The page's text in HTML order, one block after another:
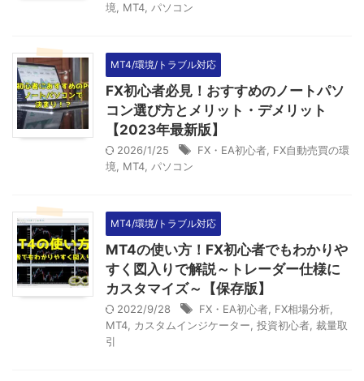
境
MT4 パソコン
MT4/環境/トラブル対応
FX初心者必見！おすすめのノートパソ
コン選び方とメリット・デメリット
【2023年最新版】
2026/1/25 FX・EA初心者 FX自動売買の環
境
MT4 パソコン
MT4/環境/トラブル対応
MT4の使い方！FX初心者でもわかりや
すく図入りで解説～トレーダー仕様に
カスタマイズ～【保存版】
2022/9/28 FX・EA初心者 FX相場分析
MT4
カスタムインジケーター 投資初心者 裁量取
引